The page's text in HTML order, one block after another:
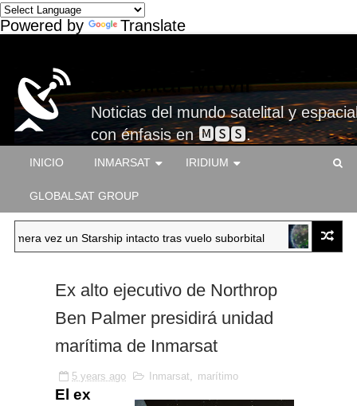
Powered by Translate
Satelital-Móvil
Noticias del mundo satelital y
con énfasis en 🅼🆂🆂.
INICIO INMARSAT IRIDIUM
GLOBALSAT GROUP
vez un Starship intacto tras vuelo suborbital SPACEX
Ex alto ejecutivo de Northrop
Ben Palmer presidirá unidad
marítima de Inmarsat
5 years ago Inmarsat, marítimo
El ex